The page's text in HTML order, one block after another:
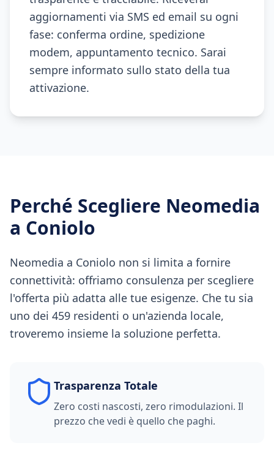
aggiornamenti via SMS ed email su ogni
fase: conferma ordine, spedizione
modem, appuntamento tecnico. Sarai
sempre informato sullo stato della tua
attivazione.
Perché Scegliere Neomedia
a Coniolo
Neomedia a Coniolo non si limita a fornire
connettività: offriamo consulenza per scegliere
l'offerta più adatta alle tue esigenze. Che tu sia
uno dei 459 residenti o un'azienda locale,
troveremo insieme la soluzione perfetta.
Trasparenza Totale
Zero costi nascosti, zero rimodulazioni. Il
prezzo che vedi è quello che paghi.